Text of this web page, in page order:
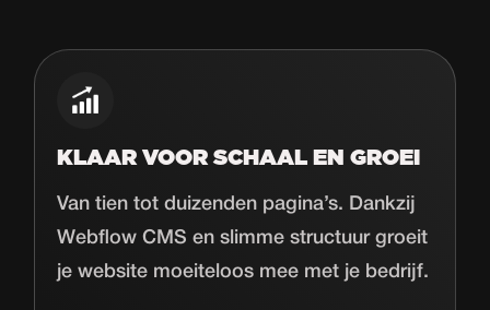
KLAAR VOOR SCHAAL EN GROEI
Van tien tot duizenden pagina’s. Dankzij
Webflow CMS en slimme structuur groeit
je website moeiteloos mee met je bedrijf.